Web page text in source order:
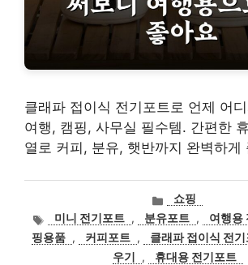
클래파 접이식 전기포트로 언제 어
여행, 캠핑, 사무실 필수템. 간편한
열로 커피, 분유, 햇반까지 완벽하게
카
테
고
리
쇼핑
태
그
미니 전기포트 , 분유포트 , 여행용
핑용품 , 커피포트 , 클래파 접이식 전
우기
, 휴대용 전기포트